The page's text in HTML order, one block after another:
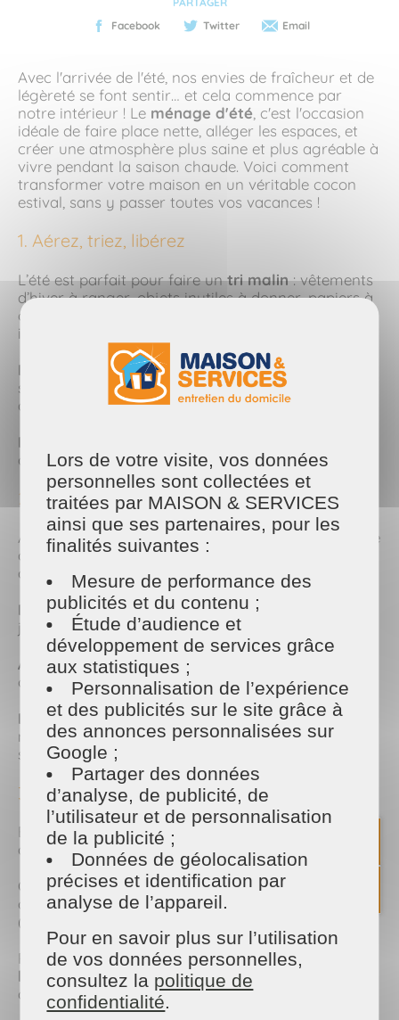
Facebook
Twitter Email
Avec l'arrivée de l'été, nos envies de fraîcheur et de
légèreté se font sentir… et cela commence par
notre intérieur ! Le ménage d'été , c'est l'occasion
idéale de faire place nette, alléger les espaces, et
créer une atmosphère plus saine et plus agréable à
vivre pendant la saison chaude. Voici comment
transformer votre maison en un véritable cocon
estival, sans y passer toutes vos vacances !
1. Aérez, triez, libérez
L’été est parfait pour faire untri malin: vêtements
d’hiver à ranger, objets inutiles à donner, papiers à
classer… On respire mieux quand on allège son
intérieur !
Désencombrez les surfaces: débarrassez-vous du
superflu, notamment dans les entrées et les pièces
de vie.
Faites du tri dans les placards
de repenser vos rangements !
2. Un grand coup de propre
Avec les fenêtres grandes ouvertes, l’été est propice
à un nettoyage en profondeur, sans risque
d’humidité persistante.
Dépoussiérage intensif: étagères, plinthes, abat-
jour… rien n’échappe à votre chiffon !
Aspiration sous les meubles
cachent toute l’année.
Entretien des sols: un bon lavage ou un cirage si
nécessaire, surtout pour les parquets ou carrelages
souvent sollicités l’été.
3. Fraîcheur et senteurs légères
Exit les bougies lourdes de l’hiver, place
aux ambiances fraîches et naturelles
Optez pour desbrumes d’oreiller aux agrumes
des sachets de lavande ou des huiles essentielles
(menthe poivrée, citron, eucalyptus).
Remplacez les tissus épais par desmatières
légères: housses en lin, rideaux vaporeux, plaids
d’été.
Lors de votre visite, vos données
personnelles sont collectées et
traitées par MAISON & SERVICES
ainsi que ses partenaires, pour les
finalités suivantes :
Mesure de performance des
publicités et du contenu ;
Étude d’audience et
développement de services grâce
aux statistiques ;
Personnalisation de l’expérience
et des publicités sur le site grâce à
des annonces personnalisées sur
Google ;
Partager des données
d’analyse, de publicité, de
l’utilisateur et de personnalisation
de la publicité ;
Données de géolocalisation
précises et identification par
analyse de l’appareil.
Pour en savoir plus sur l’utilisation
de vos données personnelles,
consultez la politique de
confidentialité.